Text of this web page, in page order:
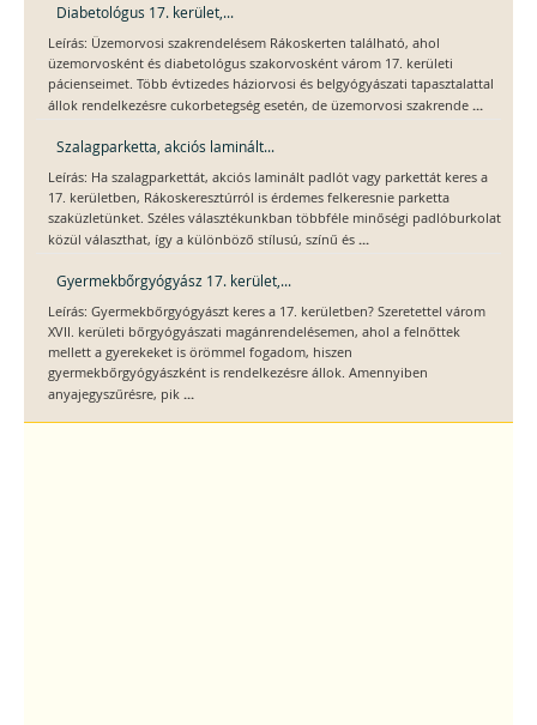
Diabetológus 17. kerület,...
Leírás: Üzemorvosi szakrendelésem Rákoskerten található, ahol
üzemorvosként és diabetológus szakorvosként várom 17. kerületi
pácienseimet. Több évtizedes háziorvosi és belgyógyászati tapasztalattal
állok rendelkezésre cukorbetegség esetén, de üzemorvosi szakrende ...
Szalagparketta, akciós laminált...
Leírás: Ha szalagparkettát, akciós laminált padlót vagy parkettát keres a
17. kerületben, Rákoskeresztúrról is érdemes felkeresnie parketta
szaküzletünket. Széles választékunkban többféle minőségi padlóburkolat
közül választhat, így a különböző stílusú, színű és ...
Gyermekbőrgyógyász 17. kerület,...
Leírás: Gyermekbőrgyógyászt keres a 17. kerületben? Szeretettel várom
XVII. kerületi bőrgyógyászati magánrendelésemen, ahol a felnőttek
mellett a gyerekeket is örömmel fogadom, hiszen
gyermekbőrgyógyászként is rendelkezésre állok. Amennyiben
anyajegyszűrésre, pik ...